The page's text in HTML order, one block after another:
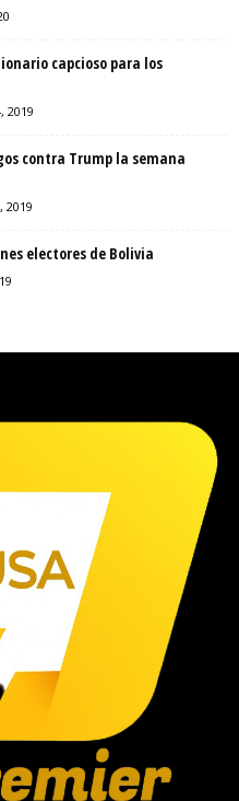
capcioso para los
2019
contra Trump la semana
2019
electores de Bolivia